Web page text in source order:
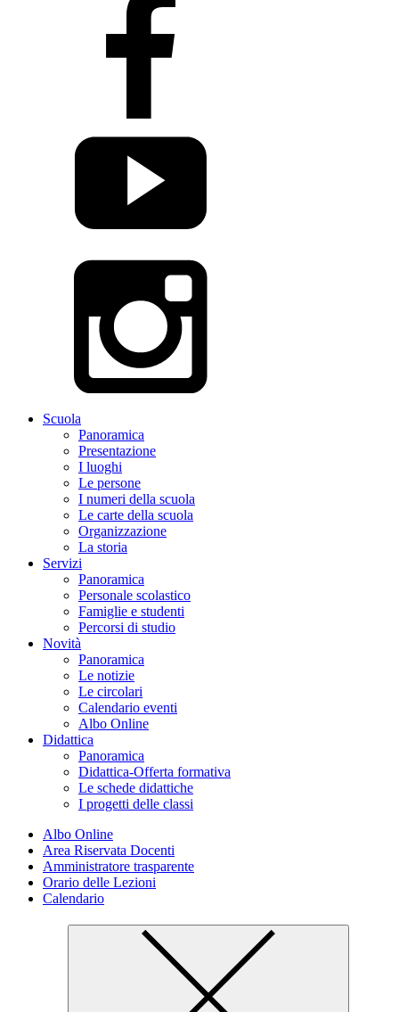
Scuola
Panoramica
Presentazione
I luoghi
Le persone
I numeri della scuola
Le carte della scuola
Organizzazione
La storia
Servizi
Panoramica
Personale scolastico
Famiglie e studenti
Percorsi di studio
Novità
Panoramica
Le notizie
Le circolari
Calendario eventi
Albo Online
Didattica
Panoramica
Didattica-Offerta formativa
Le schede didattiche
I progetti delle classi
Albo Online
Area Riservata Docenti
Amministratore trasparente
Orario delle Lezioni
Calendario